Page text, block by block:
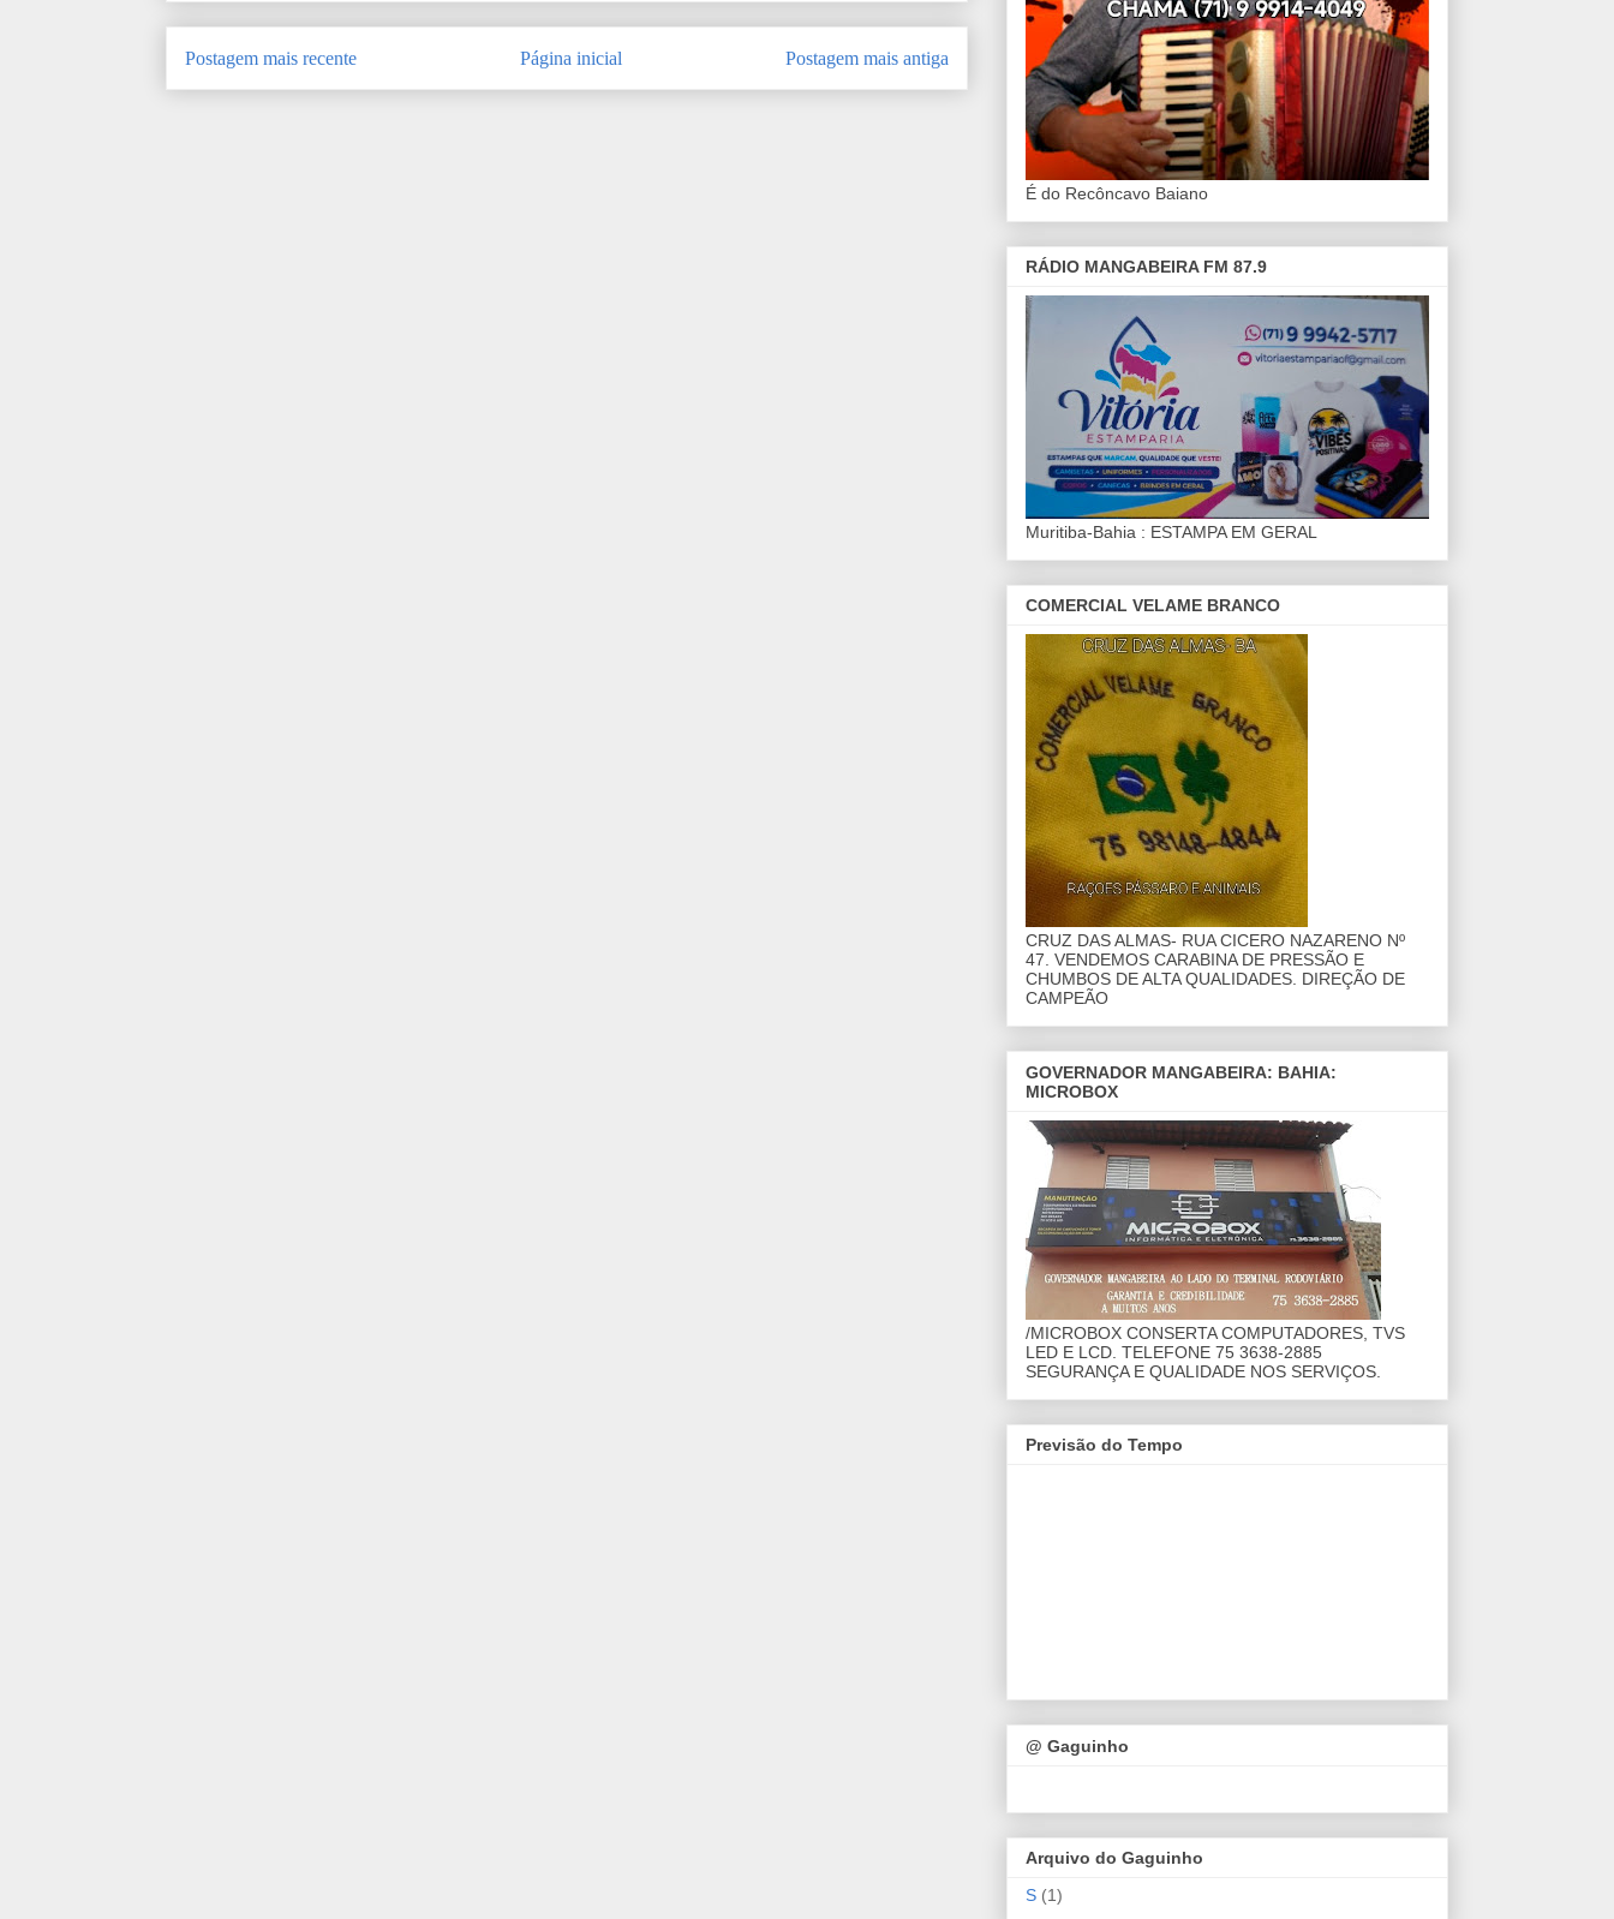
Postagem mais recente Postagem mais antiga
Página inicial
É do Recôncavo Baiano
RÁDIO MANGABEIRA FM 87.9
Muritiba-Bahia : ESTAMPA EM GERAL
COMERCIAL VELAME BRANCO
CRUZ DAS ALMAS- RUA CICERO NAZARENO Nº
47. VENDEMOS CARABINA DE PRESSÃO E
CHUMBOS DE ALTA QUALIDADES. DIREÇÃO DE
CAMPEÃO
GOVERNADOR MANGABEIRA: BAHIA:
MICROBOX
/MICROBOX CONSERTA COMPUTADORES, TVS
LED E LCD. TELEFONE 75 3638-2885
SEGURANÇA E QUALIDADE NOS SERVIÇOS.
Previsão do Tempo
@ Gaguinho
Arquivo do Gaguinho
S (1)